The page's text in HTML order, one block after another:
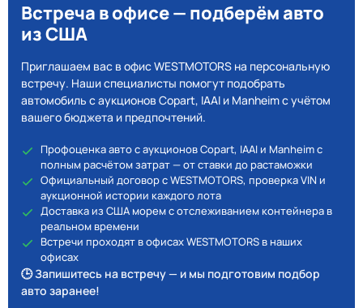
Встреча в офисе — подберём авто
из США
Приглашаем вас в офис WESTMOTORS на персональную
встречу. Наши специалисты помогут подобрать
автомобиль с аукционов Copart, IAAI и Manheim с учётом
вашего бюджета и предпочтений.
Профоценка авто с аукционов Copart, IAAI и Manheim с
полным расчётом затрат — от ставки до растаможки
Официальный договор с WESTMOTORS, проверка VIN и
аукционной истории каждого лота
Доставка из США морем с отслеживанием контейнера в
реальном времени
Встречи проходят в офисах WESTMOTORS в наших
офисах
🕒 Запишитесь на встречу — и мы подготовим подбор
авто заранее!